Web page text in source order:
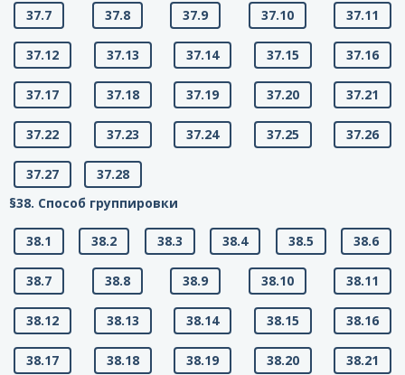
37.7 37.8 37.9 37.10 37.11
37.12 37.13 37.14 37.15 37.16
37.17 37.18 37.19 37.20 37.21
37.22 37.23 37.24 37.25 37.26
37.27
37.28
§38. Способ группировки
38.1 38.2 38.3 38.4 38.5 38.6
38.7 38.8 38.9 38.10 38.11
38.12 38.13 38.14 38.15 38.16
38.17 38.18 38.19 38.20 38.21